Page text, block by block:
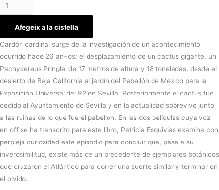
Afegeix a la cistella
Cardón cardinal surge de la investigación de un acontecimiento
ocurrido hace 26 an~os: el desplazamiento de un cactus gigante, un
Pachycereus Pringlei de 17 metros de altura y 18 toneladas, desde el
desierto de Baja California al jardín del Pabellón de México para la
Exposición Universal del 92 en Sevilla. Posteriormente el cactus fue
cedido al Ayuntamiento de Sevilla y en la actualidad sobrevive junto
a las ruinas de lo que fue el pabellón. En las dos películas cuya voz
en off se ha transcrito para este libro, Patricia Esquivias examina con
perpleja curiosidad este episodio para concluir que, pese a su
inverosimilitud, existe más de un precedente de ejemplares botánicos
que cruzaron el Atlántico para correr una suerte similar y terminar en
el olvido.